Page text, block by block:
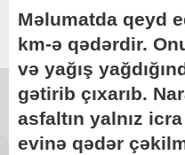
Məlumatda qeyd
km-ə qədərdir.
və yağış
gətirib çıxarıb.
asfaltın yalnız
evinə qədər